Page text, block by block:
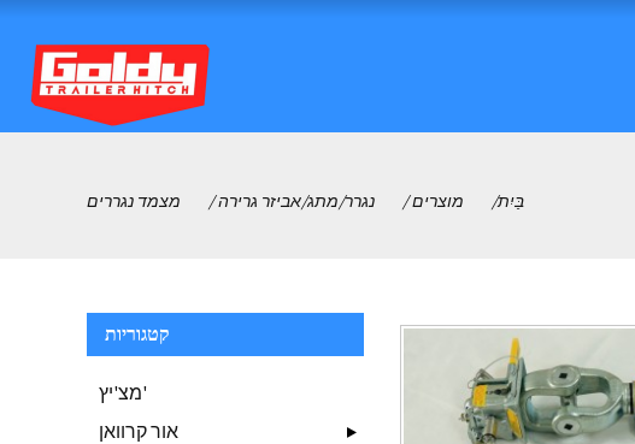
בַּיִת מוצרים נגרר/מתג/אביזר גרירה מצמד נגררים
קטגוריות
מצ'יץ'
אור קרוואן